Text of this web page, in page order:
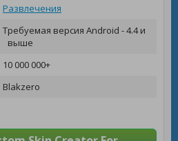
Развлечения
Требуемая версия Android - 4.4 и
выше
10 000 000+
Blakzero